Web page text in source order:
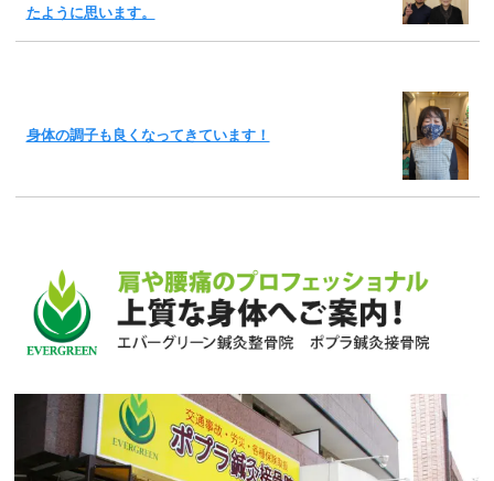
たように思います。
身体の調子も良くなってきています！